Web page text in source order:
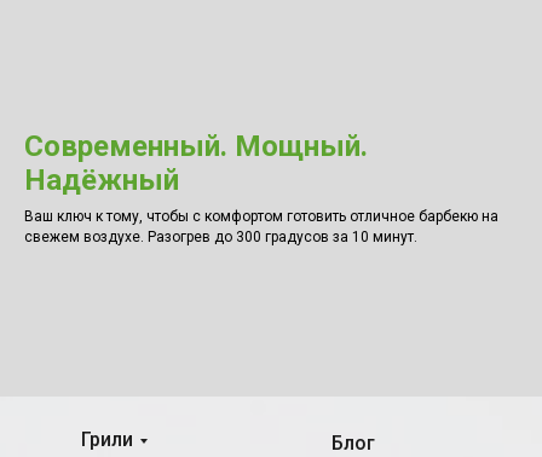
Современный. Мощный.
Надёжный
Ваш ключ к тому, чтобы с комфортом готовить отличное барбекю на
свежем воздухе. Разогрев до 300 градусов за 10 минут.
Блог
Грили